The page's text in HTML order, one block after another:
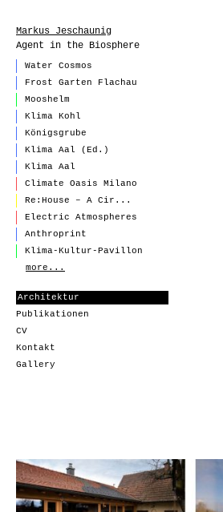
Markus Jeschaunig
Agent in the Biosphere
Water Cosmos
Frost Garten Flachau
Mooshelm
Klima Kohl
Königsgrube
Klima Aal (Ed.)
Klima Aal
Climate Oasis Milano
Re:House – A Cir...
Electric Atmospheres
Anthroprint
Klima-Kultur-Pavillon
more...
Architektur
Publikationen
CV
Kontakt
Gallery